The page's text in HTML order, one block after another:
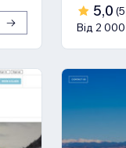
5,0 (5
Від 2